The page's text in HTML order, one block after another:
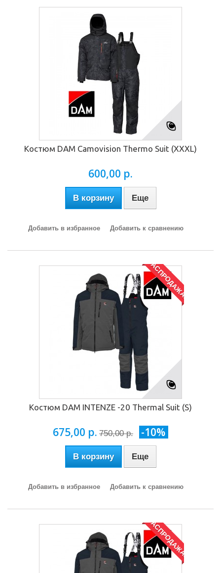
Костюм DAM Camovision Thermo Suit (XXXL)
600,00 р.
В корзину Еще
Добавить в избранное Добавить к сравнению
РАСПРОДАЖА!
Костюм DAM INTENZE -20 Thermal Suit (S)
675,00 р. 750,00 р. -10%
В корзину Еще
Добавить в избранное Добавить к сравнению
РАСПРОДАЖА!